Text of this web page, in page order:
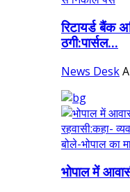
रिटायर्ड बैंक
ठगी:पार्सल...
News Desk
भोपाल में